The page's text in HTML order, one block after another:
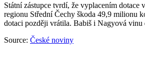
Státní zástupce tvrdí, že vyplacením dotace
regionu Střední Čechy škoda 49,9 milionu
dotaci později vrátila. Babiš i Nagyová vinu
Source: České noviny